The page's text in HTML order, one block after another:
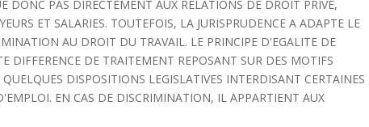
DONC PAS DIRECTEMENT AUX RELATIONS DE DROIT PRIVE,
ET SALARIES. TOUTEFOIS, LA JURISPRUDENCE A ADAPTE LE
AU DROIT DU TRAVAIL. LE PRINCIPE D'EGALITE DE
DIFFERENCE DE TRAITEMENT REPOSANT SUR DES MOTIFS
DISPOSITIONS LEGISLATIVES INTERDISANT CERTAINES
EN CAS DE DISCRIMINATION, IL APPARTIENT AUX